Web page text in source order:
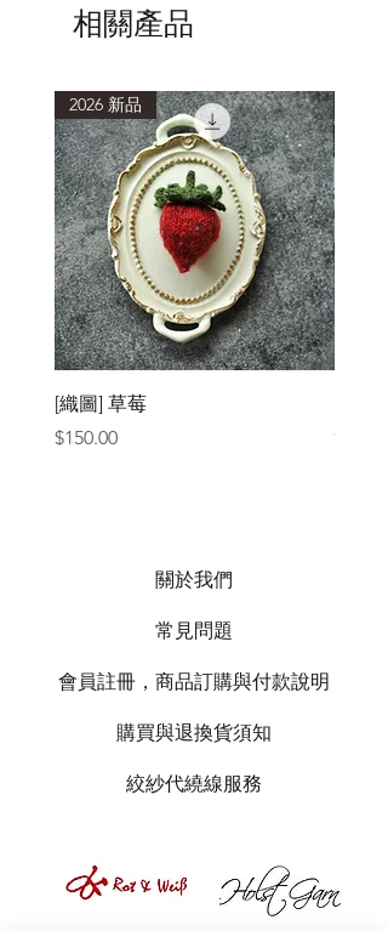
相關產品
2026 新品
[織圖] 草莓
價格
$150.00
價格
關於我們
常見問題
會員註冊，商品訂購與付款說明
購買與退換貨須知
絞紗代繞線服務